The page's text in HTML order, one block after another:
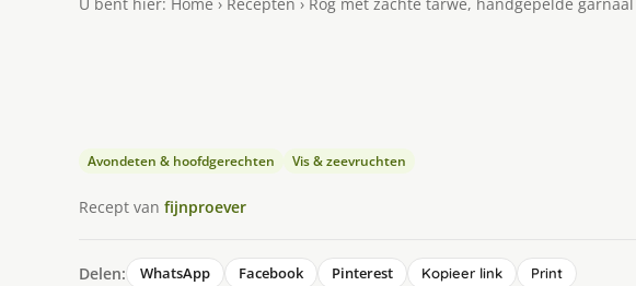
Avondeten & hoofdgerechten Vis & zeevruchten
Recept van fijnproever
Delen: WhatsApp Facebook Pinterest Kopieer link Print